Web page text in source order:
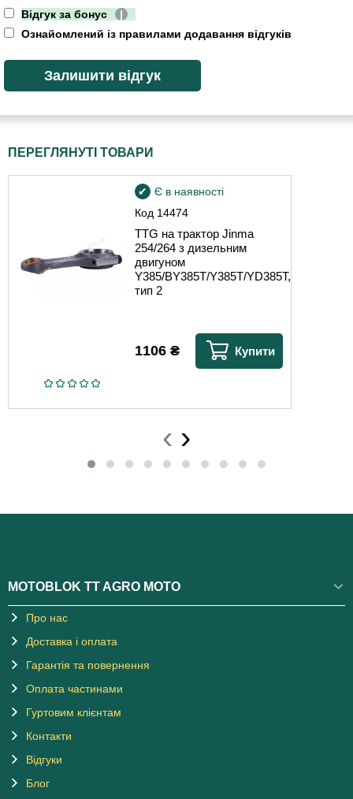
Відгук за бонус
|
Ознайомлений із правилами додавання відгуків
ПЕРЕГЛЯНУТІ ТОВАРИ
Код 14474
Є в наявності
TTG на трактор Jinma
254/264 з дизельним
двигуном
Y385/BY385T/Y385T/YD385T,
тип 2
1106 ₴ Купити
‹ ›
MOTOBLOK TT AGRO MOTO
Про нас
Доставка і оплата
Гарантія та повернення
Оплата частинами
Гуртовим клієнтам
Контакти
Відгуки
Блог